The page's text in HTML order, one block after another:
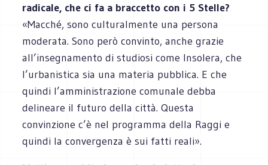
radicale, che ci fa a braccetto con i 5 Stelle?
«Macché, sono culturalmente una persona
moderata. Sono però convinto, anche grazie
all’insegnamento di studiosi come Insolera, che
l’urbanistica sia una materia pubblica. E che
quindi l’amministrazione comunale debba
delineare il futuro della città. Questa
convinzione c’è nel programma della Raggi e
quindi la convergenza è sui fatti reali».